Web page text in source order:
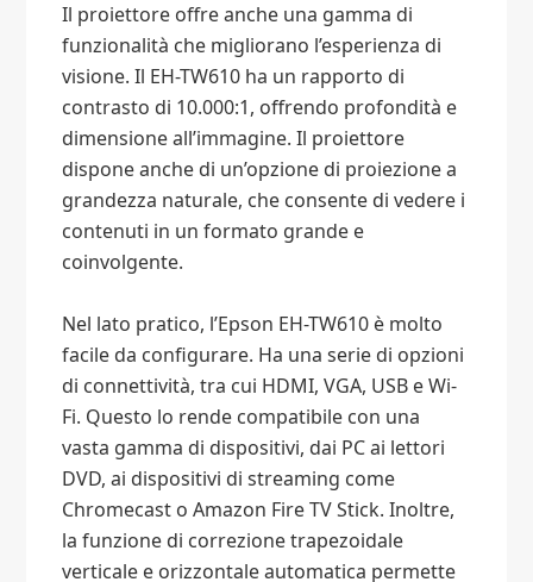
Il proiettore offre anche una gamma di
funzionalità che migliorano l’esperienza di
visione. Il EH-TW610 ha un rapporto di
contrasto di 10.000:1, offrendo profondità e
dimensione all’immagine. Il proiettore
dispone anche di un’opzione di proiezione a
grandezza naturale, che consente di vedere i
contenuti in un formato grande e
coinvolgente.
Nel lato pratico, l’Epson EH-TW610 è molto
facile da configurare. Ha una serie di opzioni
di connettività, tra cui HDMI, VGA, USB e Wi-
Fi. Questo lo rende compatibile con una
vasta gamma di dispositivi, dai PC ai lettori
DVD, ai dispositivi di streaming come
Chromecast o Amazon Fire TV Stick. Inoltre,
la funzione di correzione trapezoidale
verticale e orizzontale automatica permette